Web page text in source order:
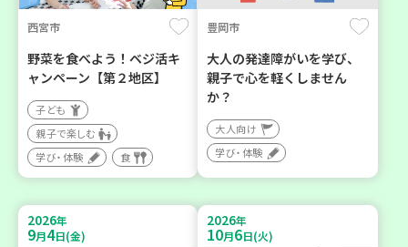
西宮市
野菜を食べよう！ベジ活キ
ャンペーン【第２地区】
子ども
親子で楽しむ
学び・体験
食
豊岡市
大人の発達障がいを学び、
親子で心を軽くしません
か？
大人向け
学び・体験
2026年
9月4日(金)
2026年
10月6日(火)